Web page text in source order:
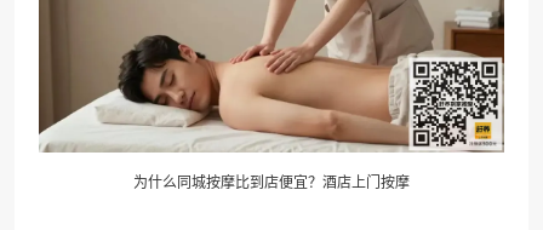
为什么同城按摩比到店便宜？酒店上门按摩